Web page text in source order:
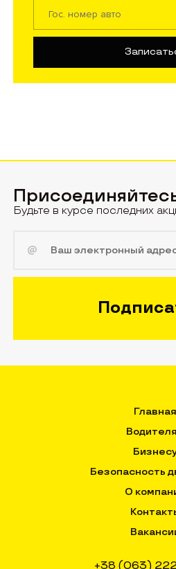
Будьте в курсе последних
Главная
Безопасность
О
+38 (063)